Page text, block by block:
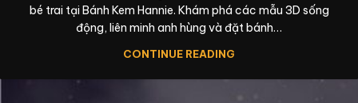
bé trai tại Bánh Kem Hannie. Khám phá các mẫu 3D sống
động, liên minh anh hùng và đặt bánh…
CONTINUE READING